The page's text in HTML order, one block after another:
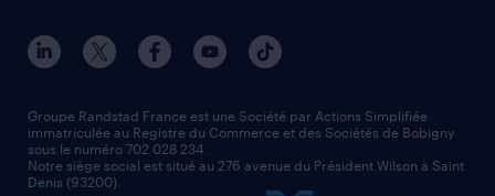
manutentionnaire
assistant administratif
comptable
contact entreprise
faq intérim / recrutement
nos agences par ville
nos agences par région
nos cabinets de recrutement
Groupe Randstad France est une Société par Actions Simplifiée
immatriculée au Registre du Commerce et des Sociétés de Bobigny
sous le numéro 702 028 234.
Notre siège social est situé au 276 avenue du Président Wilson à Saint
Denis (93200).